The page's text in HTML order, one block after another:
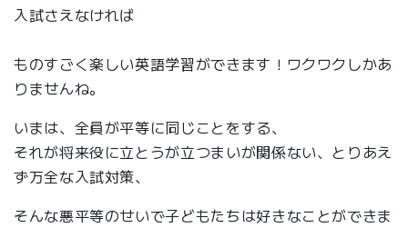
入試さえなければ
ものすごく楽しい英語学習ができます！ワクワクしかあ
りませんね。
いまは、全員が平等に同じことをする、
それが将来役に立とうが立つまいが関係ない、とりあえ
ず万全な入試対策、
そんな悪平等のせいで子どもたちは好きなことができま